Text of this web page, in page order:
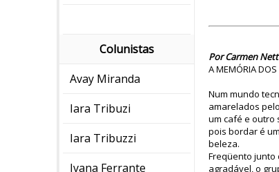
Colunistas
Avay Miranda
Iara Tribuzi
Iara Tribuzzi
Ivana Ferrante
Por Carmen
A MEMÓRIA
Num mundo
amarelados
um café e outro
pois bordar é
beleza.
Freqüento junto
agradável, o